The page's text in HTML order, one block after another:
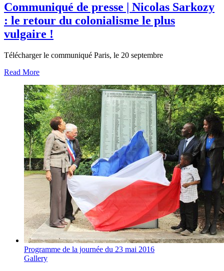
Communiqué de presse | Nicolas Sarkozy
: le retour du colonialisme le plus
vulgaire !
Télécharger le communiqué Paris, le 20 septembre
Read More
Programme de la journée du 23 mai 2016
Gallery